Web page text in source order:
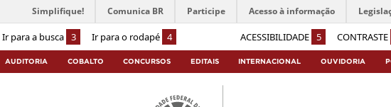
Ir para a busca 3 Ir para o rodapé 4 ACESSIBILIDADE 5 CONTRASTE
Simplifique! Comunica BR Participe Acesso à informação
AUDITORIA COBALTO CONCURSOS EDITAIS INTERNACIONAL OUVIDORIA